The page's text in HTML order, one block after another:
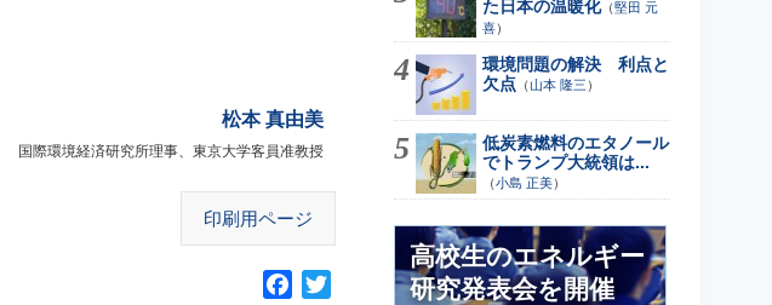
松本 真由美
国際環境経済研究所理事、東京大学客員准教授
印刷用ページ
た日本の温暖化（堅田 元
喜）
環境問題の解決 利点と
欠点 （山本 隆三 ）
低炭素燃料のエタノール
でトランプ大統領は...
（小島 正美）
高校生のエネルギー
研究発表会を開催